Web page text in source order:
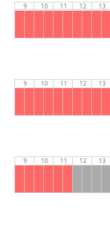
9 10 11 12 13
9 10 11 12 13
9 10 11 12 13